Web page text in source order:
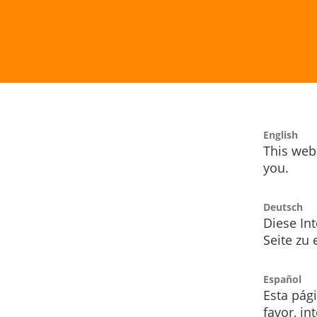
English
This
you.
Deutsch
Diese
Seite zu
Español
Esta
favor,